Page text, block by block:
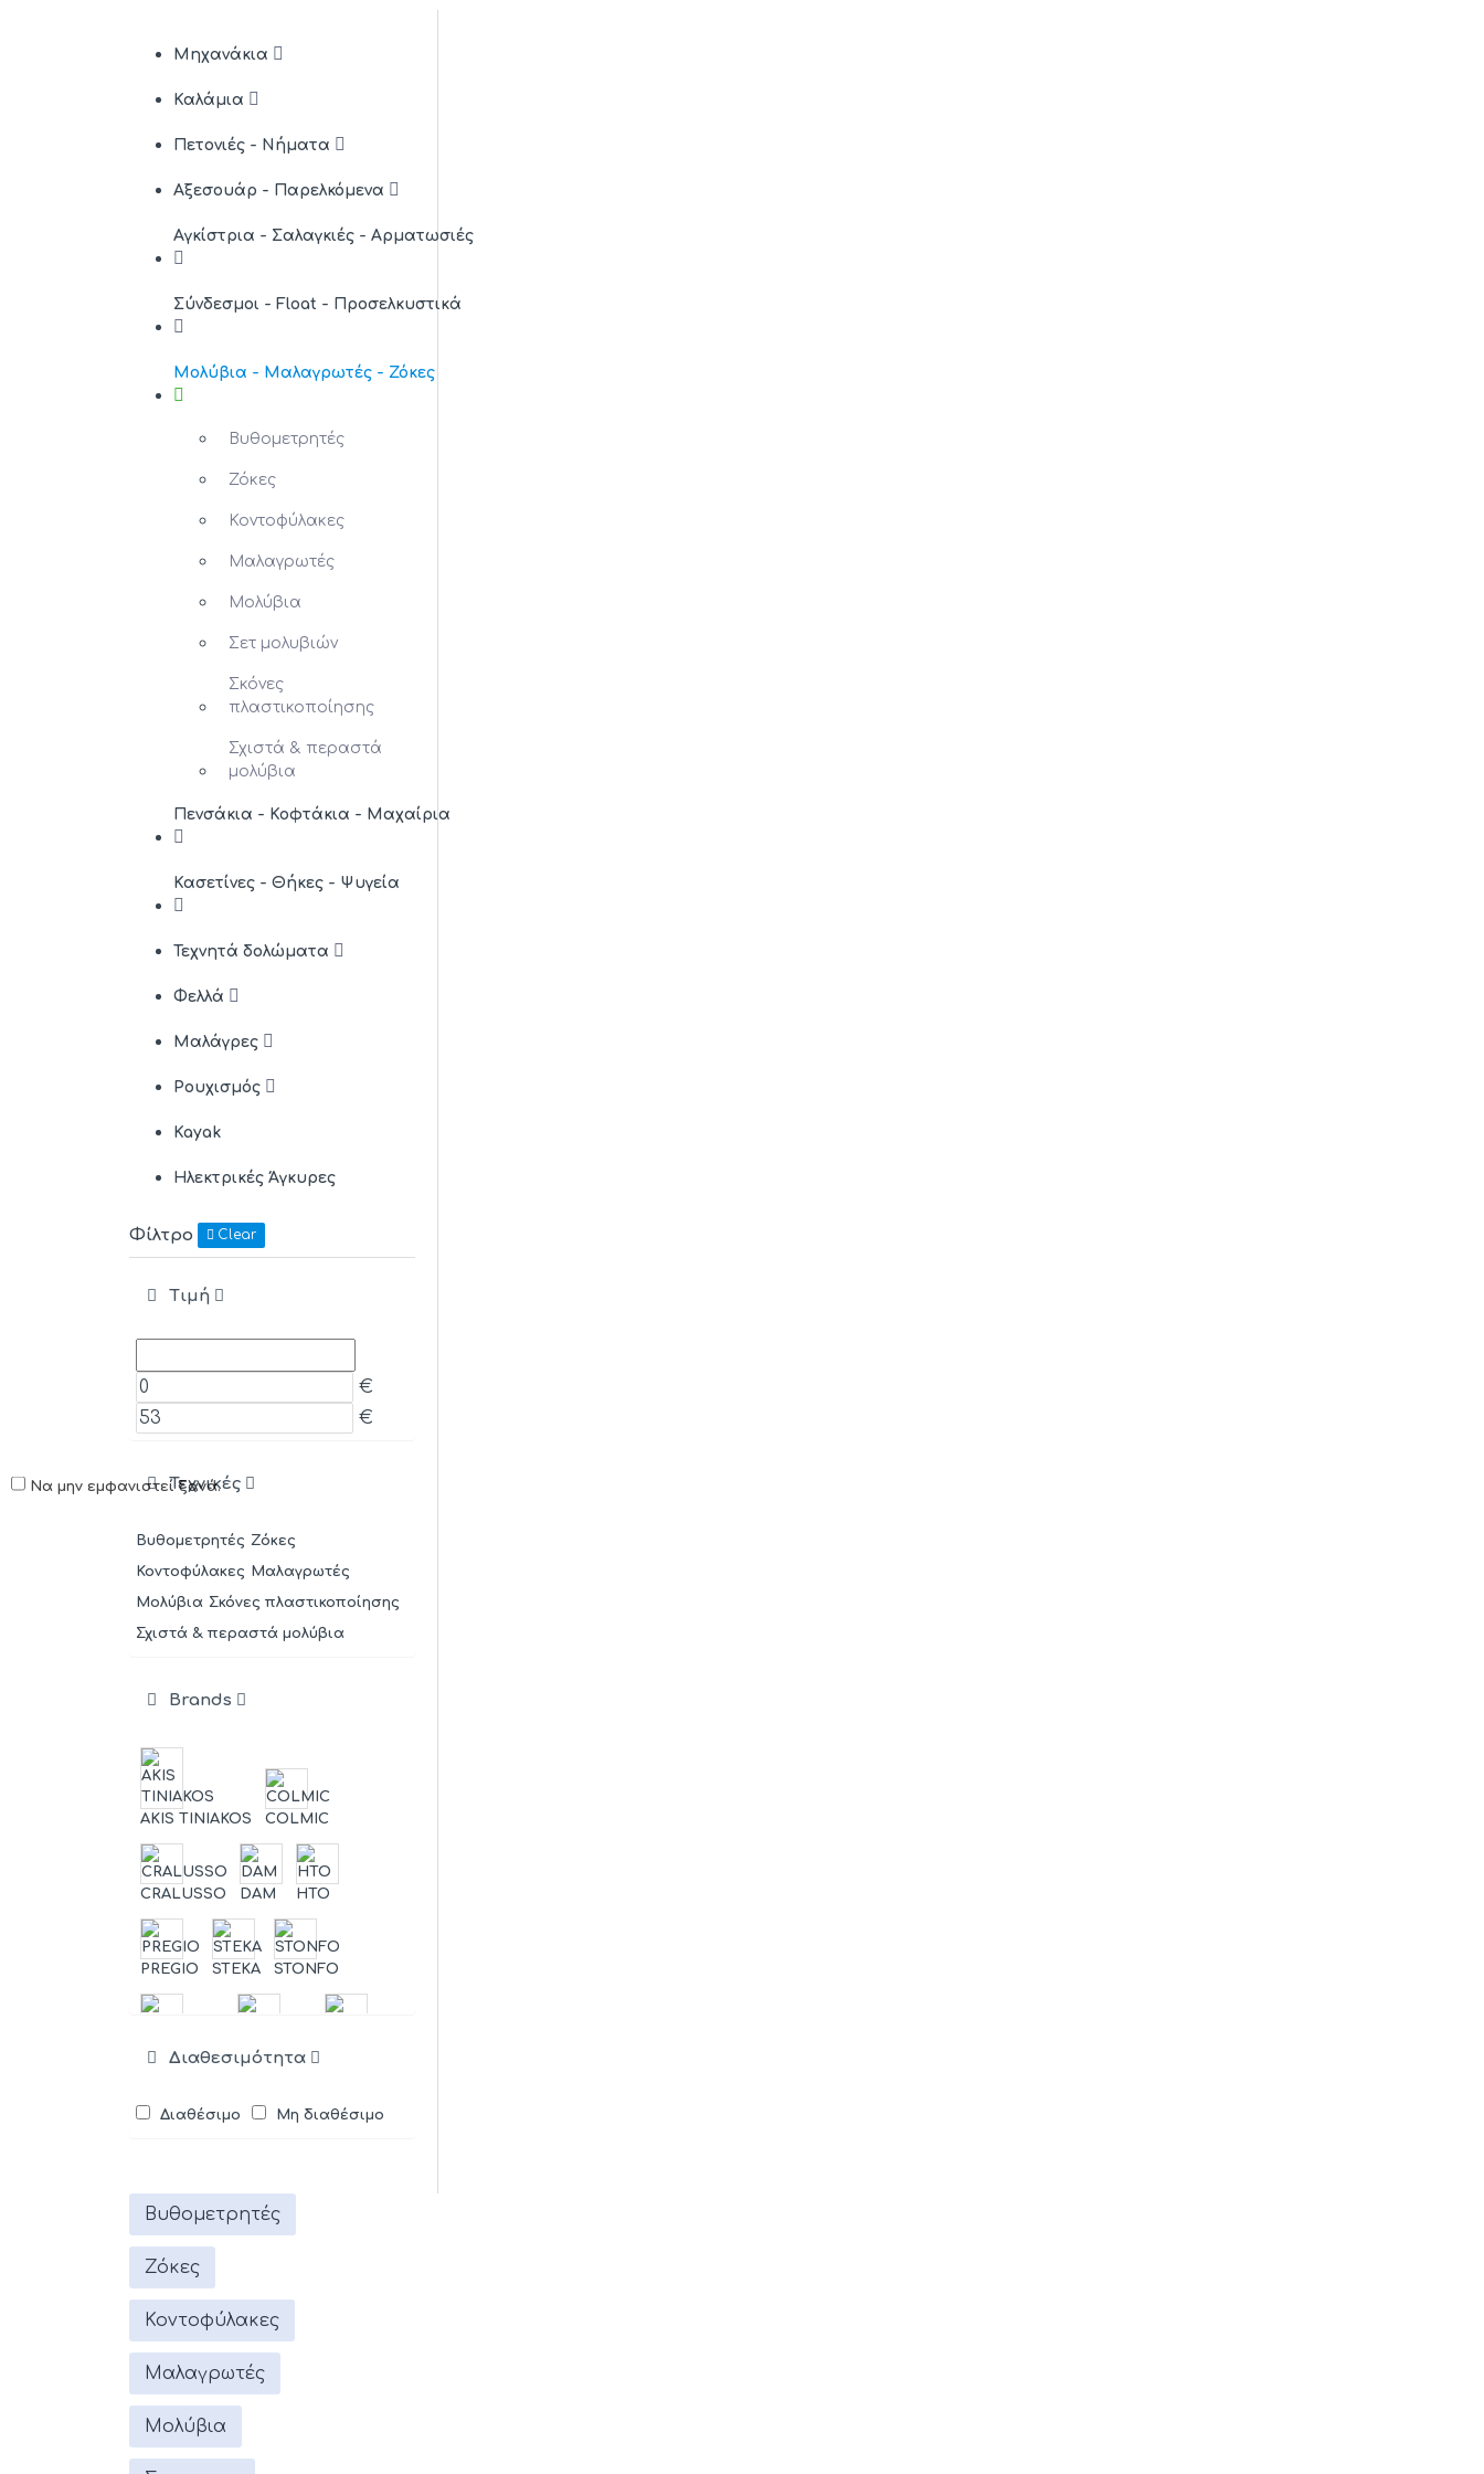
Να μην εμφανιστεί ξανά.
Μηχανάκια
Καλάμια
Πετονιές - Νήματα
Αξεσουάρ - Παρελκόμενα
Αγκίστρια - Σαλαγκιές - Αρματωσιές
Σύνδεσμοι - Float - Προσελκυστικά
Μολύβια - Μαλαγρωτές - Ζόκες
Βυθομετρητές
Ζόκες
Κοντοφύλακες
Μαλαγρωτές
Μολύβια
Σετ μολυβιών
Σκόνες
πλαστικοποίησης
Σχιστά & περαστά
μολύβια
Πενσάκια - Κοφτάκια - Μαχαίρια
Κασετίνες - Θήκες - Ψυγεία
Τεχνητά δολώματα
Φελλά
Μαλάγρες
Ρουχισμός
Kayak
Ηλεκτρικές Άγκυρες
Φίλτρο Clear
Τιμή
€
€
Τεχνικές
Βυθομετρητές Ζόκες
Κοντοφύλακες Μαλαγρωτές
Μολύβια Σκόνες πλαστικοποίησης
Σχιστά & περαστά μολύβια
Brands
AKIS TINIAKOS COLMIC
CRALUSSO DAM HTO
PREGIO STEKA STONFO
YUKI ZEBCO
Διαθεσιμότητα
Διαθέσιμο Μη διαθέσιμο
Βυθομετρητές
Ζόκες
Κοντοφύλακες
Μαλαγρωτές
Μολύβια